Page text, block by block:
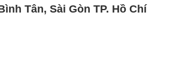
Tân, Sài Gòn TP. Hồ Chí